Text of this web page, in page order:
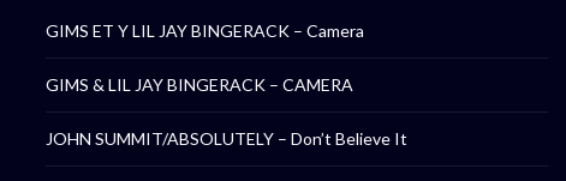
GIMS ET Y LIL JAY BINGERACK – Camera
GIMS & LIL JAY BINGERACK – CAMERA
JOHN SUMMIT/ABSOLUTELY – Don’t Believe It